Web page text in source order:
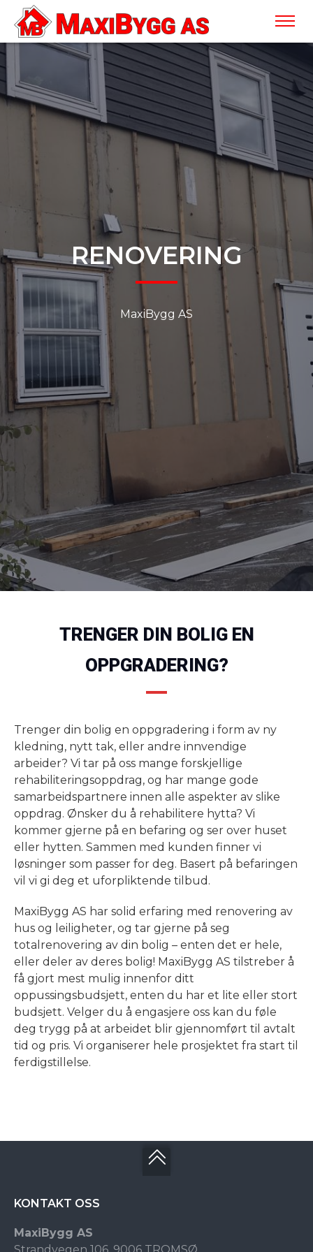
RENOVERING
MaxiBygg AS
TRENGER DIN BOLIG EN
OPPGRADERING?
Trenger din bolig en oppgradering i form av ny
kledning, nytt tak, eller andre innvendige
arbeider? Vi tar på oss mange forskjellige
rehabiliteringsoppdrag, og har mange gode
samarbeidspartnere innen alle aspekter av slike
oppdrag. Ønsker du å rehabilitere hytta? Vi
kommer gjerne på en befaring og ser over huset
eller hytten. Sammen med kunden finner vi
løsninger som passer for deg. Basert på befaringen
vil vi gi deg et uforpliktende tilbud.
MaxiBygg AS har solid erfaring med renovering av
hus og leiligheter, og tar gjerne på seg
totalrenovering av din bolig – enten det er hele,
eller deler av deres bolig! MaxiBygg AS tilstreber å
få gjort mest mulig innenfor ditt
oppussingsbudsjett, enten du har et lite eller stort
budsjett. Velger du å engasjere oss kan du føle
deg trygg på at arbeidet blir gjennomført til avtalt
tid og pris. Vi organiserer hele prosjektet fra start til
ferdigstillelse.
KONTAKT OSS
MaxiBygg AS